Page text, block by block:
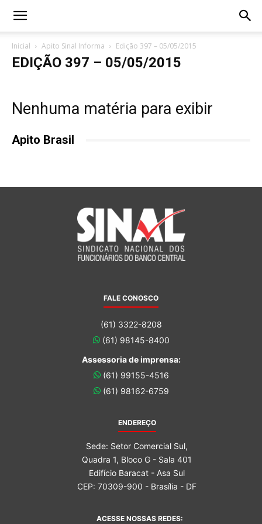
Inicial Apito Sinal Informa Edição 397 – 05/05/2015
EDIÇÃO 397 – 05/05/2015
Nenhuma matéria para exibir
Apito Brasil
FALE CONOSCO
(61) 3322-8208
(61) 98145-8400
Assessoria de imprensa:
(61) 99155-4516
(61) 98162-6759
ENDEREÇO
Sede: Setor Comercial Sul,
Quadra 1, Bloco G - Sala 401
Edifício Baracat - Asa Sul
CEP: 70309-900 - Brasília - DF
ACESSE NOSSAS REDES: